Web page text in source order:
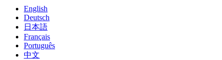
English
Deutsch
日本語
Français
Português
中文